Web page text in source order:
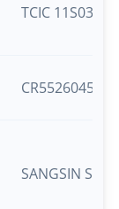
TCIC 11S0340
CR5526045001
SANGSIN